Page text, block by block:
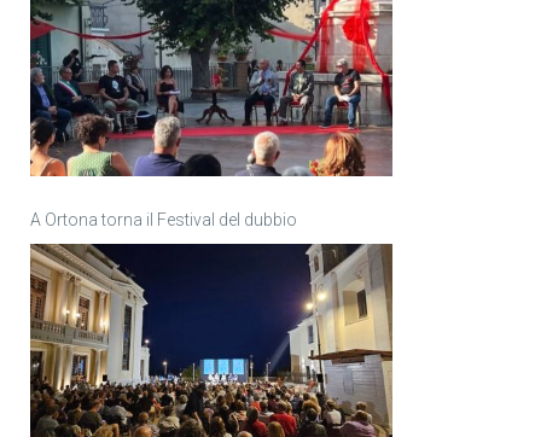
A Ortona torna il Festival del dubbio